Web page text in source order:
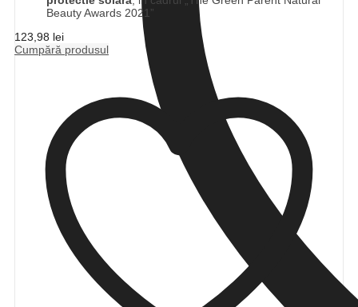
Beauty Awards 2021”
123,98 lei
Cumpără produsul